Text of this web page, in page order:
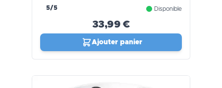
5/5 Disponible
33,99 €
Ajouter panier